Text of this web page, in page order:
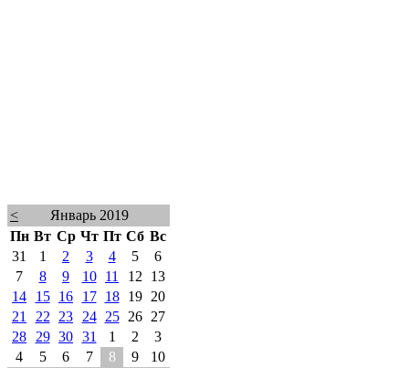
<
Январь 2019
Пн Вт Ср Чт Пт Сб Вс
31
1 2 3 4 5
6
7
8 9 10 11 12
13
14
15 16 17 18 19
20
21
22 23 24 25 26
27
28
29 30 31 1 2
3
4
5 6 7 8 9
10